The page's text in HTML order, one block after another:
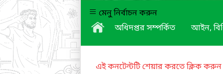
মেনু নির্বাচন করুন
অধিদপ্তর সম্পর্কিত
আইন,
এই কনটেন্টটি শেয়ার করতে ক্লিক করুন